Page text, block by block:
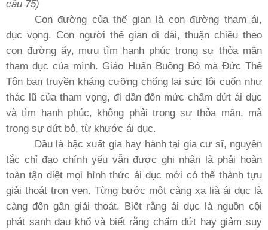
câu 75)
Con đường của thế gian là con đường tham ái,
dục vọng. Con người thế gian đi dài, thuận chiều theo
con đường ấy, mưu tìm hạnh phúc trong sự thỏa mãn
tham dục của mình. Giáo Huấn Buông Bỏ mà Ðức Thế
Tôn ban truyền kháng cưỡng chống lại sức lôi cuốn như
thác lũ của tham vọng, đi dần đến mức chấm dứt ái dục
và tìm hạnh phúc, không phải trong sự thỏa mãn, mà
trong sự dứt bỏ, từ khước ái dục.
Dầu là bậc xuất gia hay hành tại gia cư sĩ, nguyên
tắc chỉ đạo chính yếu vẫn được ghi nhận là phải hoàn
toàn tận diệt mọi hình thức ái dục mới có thể thành tựu
giải thoát trọn vẹn. Từng bước một càng xa lià ái dục là
càng đến gần giải thoát. Biết rằng ái dục là nguồn cội
phát sanh đau khổ và biết rằng chấm dứt hay giảm suy